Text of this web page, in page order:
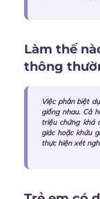
Làm thế
thông
Việc phân biệt
giống nhau. Cả
triệu chứng khá
giác hoặc khứu
thực hiện xét